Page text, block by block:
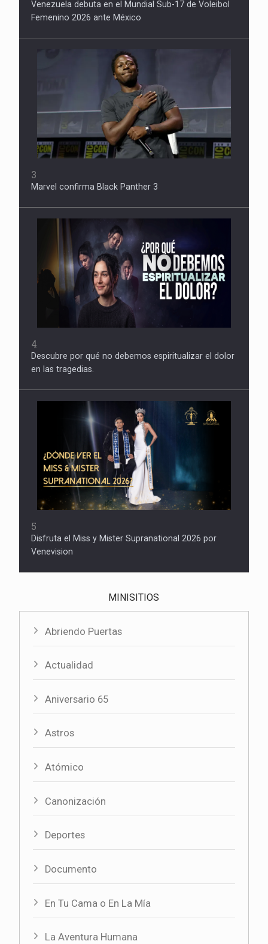
Venezuela debuta en el Mundial Sub-17 de Voleibol
Femenino 2026 ante México
3
Marvel confirma Black Panther 3
4
Descubre por qué no debemos espiritualizar el dolor
en las tragedias.
5
Disfruta el Miss y Mister Supranational 2026 por
Venevision
MINISITIOS
Abriendo Puertas
Actualidad
Aniversario 65
Astros
Atómico
Canonización
Deportes
Documento
En Tu Cama o En La Mía
La Aventura Humana